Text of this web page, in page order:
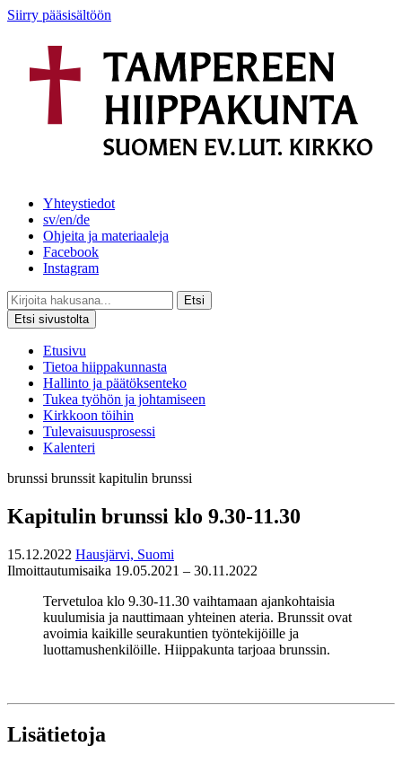
Siirry pääsisältöön
Yhteystiedot
sv/en/de
Ohjeita ja materiaaleja
Facebook
Instagram
Etsi
Etsi sivustolta
Etusivu
Tietoa hiippakunnasta
Hallinto ja päätöksenteko
Tukea työhön ja johtamiseen
Kirkkoon töihin
Tulevaisuusprosessi
Kalenteri
brunssi brunssit kapitulin brunssi
Kapitulin brunssi klo 9.30-11.30
15.12.2022 Hausjärvi, Suomi
Ilmoittautumisaika 19.05.2021 – 30.11.2022
Tervetuloa klo 9.30-11.30 vaihtamaan ajankohtaisia
kuulumisia ja nauttimaan yhteinen ateria. Brunssit ovat
avoimia kaikille seurakuntien työntekijöille ja
luottamushenkilöille. Hiippakunta tarjoaa brunssin.
Lisätietoja